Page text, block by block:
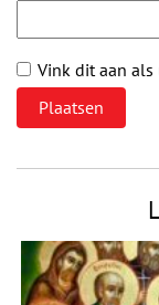
Vink dit aan